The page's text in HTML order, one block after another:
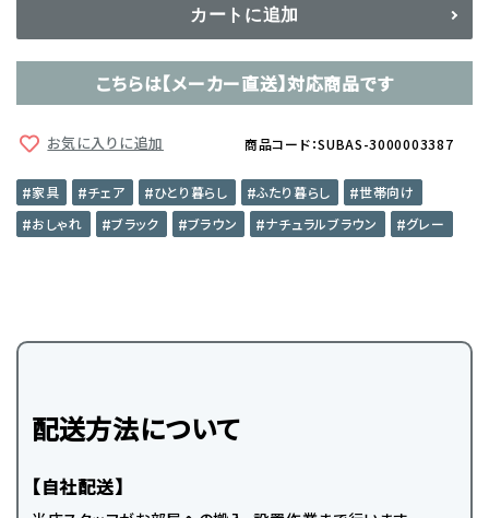
カートに追加
こちらは【メーカー直送】対応商品です
お気に入りに追加 商品コード：SUBAS-3000003387
家具 チェア ひとり暮らし ふたり暮らし
世帯向け
おしゃれ
ブラック ブラウン ナチュラルブラウン グレー
配送方法について
【自社配送】